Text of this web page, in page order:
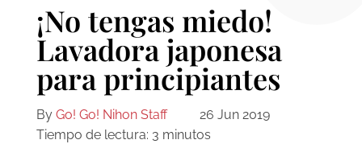
¡No tengas miedo!
Lavadora japonesa
para principiantes
By Go! Go! Nihon Staff
26 Jun 2019
Tiempo de lectura: 3 minutos